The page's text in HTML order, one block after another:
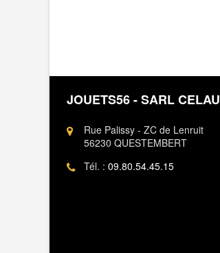
JOUETS56 - SARL CELAU
Rue Palissy - ZC de Lenruit
56230 QUESTEMBERT
Tél. : 09.80.54.45.15